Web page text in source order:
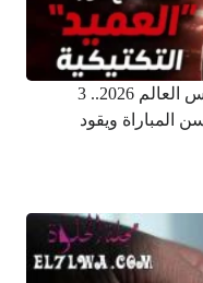
قبل مواجهة مصر ضد نيوزيلندا في كأس العالم 2026.. 3
المباراة ويقود